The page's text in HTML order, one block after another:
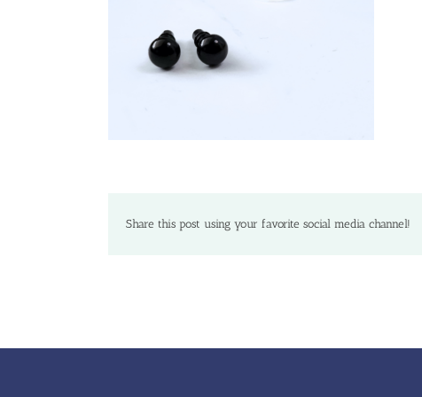
Share this post using your favorite social media channel!